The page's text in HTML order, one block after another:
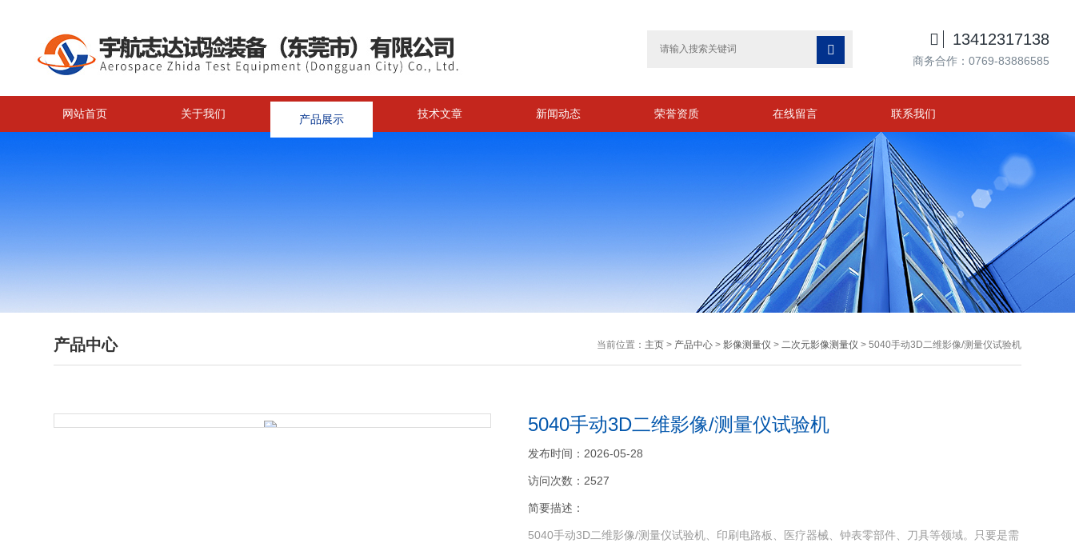

 13412317138
商务合作：0769-83886585
网站首页 关于我们 产品展示 技术文章 新闻动态 荣誉资质 在线留言 联系我们
产品中心 当前位置： 主页> 产品中心> 影像测量仪 > 二次元影像测量仪 > 5040手动3D二维影像/测量仪试验机
5040手动3D二维影像/测量仪试验机
发布时间：2026-05-28
访问次数：2527
简要描述：
5040手动3D二维影像/测量仪试验机、印刷电路板、医疗器械、钟表零部件、刀具等领域。只要是需